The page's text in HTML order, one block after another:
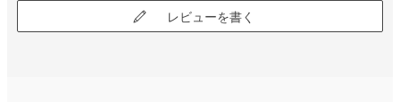
レビューを書く